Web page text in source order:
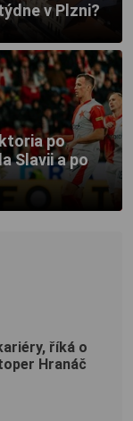
v Plzni?
po
Slavii a po
říká o
Hranáč